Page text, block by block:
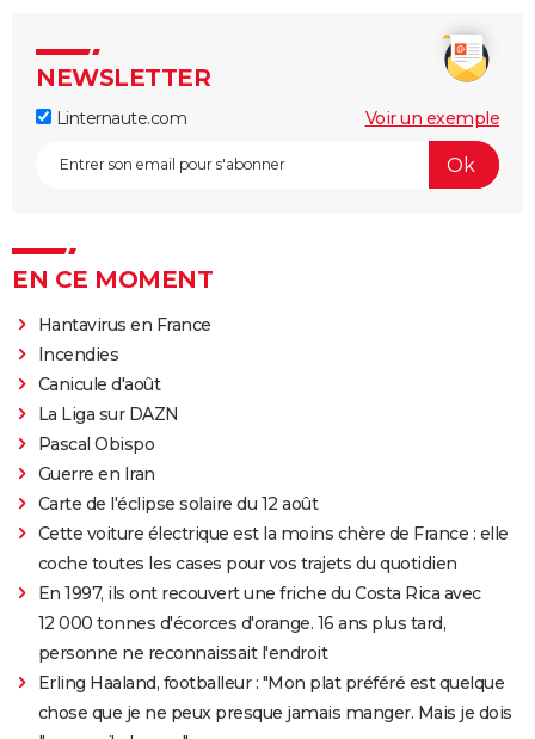
NEWSLETTER
Linternaute.com Voir un exemple
EN CE MOMENT
Hantavirus en France
Incendies
Canicule d'août
La Liga sur DAZN
Pascal Obispo
Guerre en Iran
Carte de l'éclipse solaire du 12 août
Cette voiture électrique est la moins chère de France : elle
coche toutes les cases pour vos trajets du quotidien
En 1997, ils ont recouvert une friche du Costa Rica avec
12 000 tonnes d'écorces d'orange. 16 ans plus tard,
personne ne reconnaissait l'endroit
Erling Haaland, footballeur : "Mon plat préféré est quelque
chose que je ne peux presque jamais manger. Mais je dois